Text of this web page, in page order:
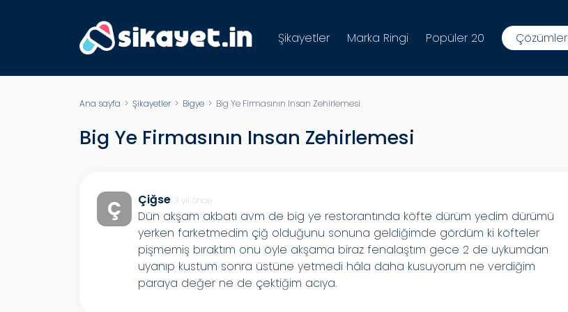
Şikayetler Marka Ringi Popüler 20 Çözümler
Ana sayfa > Şikayetler> Bigye > Big Ye Firmasının Insan Zehirlemesi
Big Ye Firmasının Insan Zehirlemesi
Ç Çiğse 3 yıl önce
Dün akşam akbatı avm de big ye restorantında köfte dürüm yedim dürümü
yerken farketmedim çiğ olduğunu sonuna geldiğimde gördüm ki köfteler
pişmemiş bıraktım onu öyle akşama biraz fenalaştım gece 2 de uykumdan
uyanıp kustum sonra üstüne yetmedi hâla daha kusuyorum ne verdiğim
paraya değer ne de çektiğim acıya.